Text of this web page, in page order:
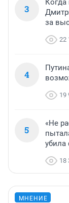
3
Когда
за
22
4
19
5
«Не
убила
18
МНЕНИЕ